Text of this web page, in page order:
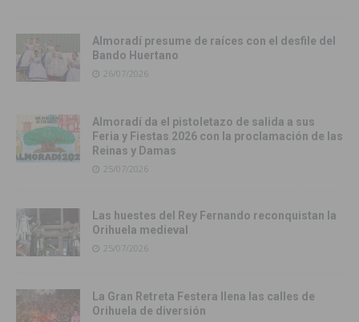
Almoradí presume de raíces con el desfile del
Bando Huertano
26/07/2026
Almoradí da el pistoletazo de salida a sus
Feria y Fiestas 2026 con la proclamación de las
Reinas y Damas
25/07/2026
Las huestes del Rey Fernando reconquistan la
Orihuela medieval
25/07/2026
La Gran Retreta Festera llena las calles de
Orihuela de diversión